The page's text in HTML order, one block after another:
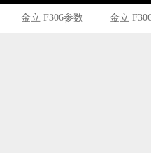
金立 F306参数 金立